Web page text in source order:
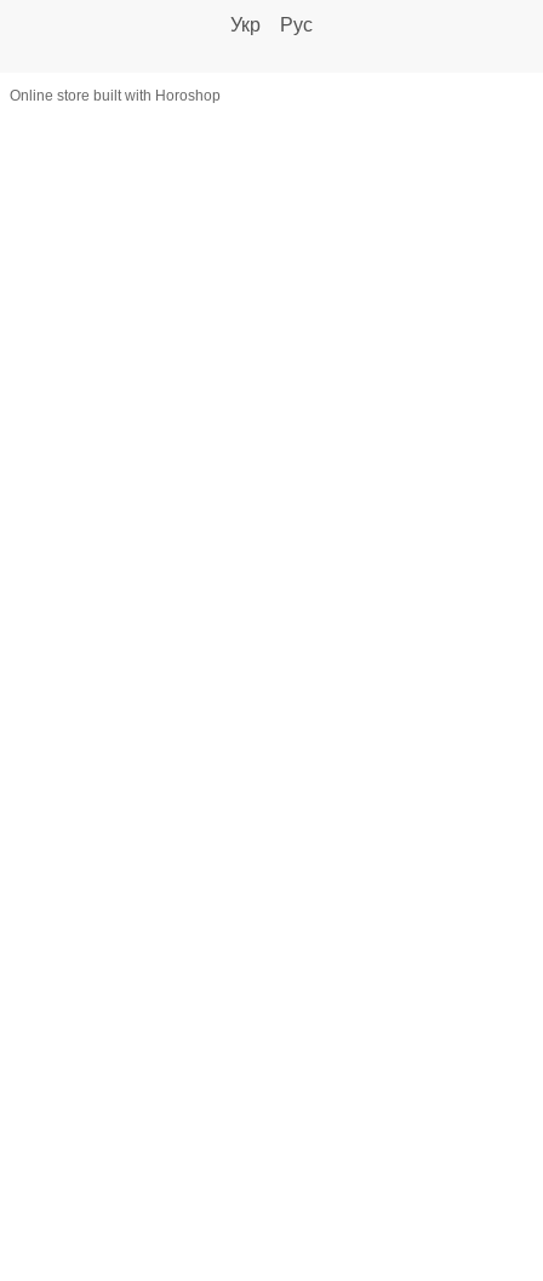
Укр Рус
Online store built with Horoshop